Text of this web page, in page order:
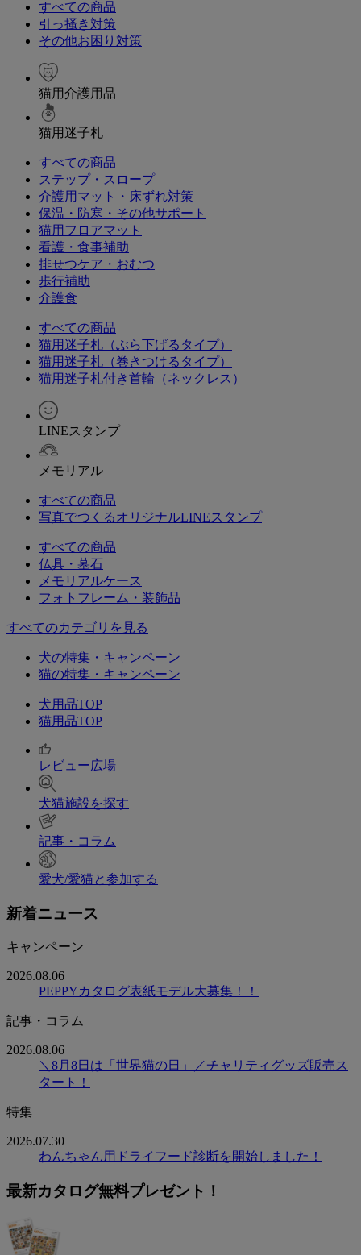
すべての商品
引っ掻き対策
その他お困り対策
猫用介護用品
猫用迷子札
すべての商品
ステップ・スロープ
介護用マット・床ずれ対策
保温・防寒・その他サポート
猫用フロアマット
看護・食事補助
排せつケア・おむつ
歩行補助
介護食
すべての商品
猫用迷子札（ぶら下げるタイプ）
猫用迷子札（巻きつけるタイプ）
猫用迷子札付き首輪（ネックレス）
LINEスタンプ
メモリアル
すべての商品
写真でつくるオリジナルLINEスタンプ
すべての商品
仏具・墓石
メモリアルケース
フォトフレーム・装飾品
すべてのカテゴリを見る
犬の特集・キャンペーン
猫の特集・キャンペーン
犬用品TOP
猫用品TOP
レビュー広場
犬猫施設を探す
記事・コラム
愛犬/愛猫と参加する
新着ニュース
キャンペーン
2026.08.06
PEPPYカタログ表紙モデル大募集！！
記事・コラム
2026.08.06
＼8月8日は「世界猫の日」／チャリティグッズ販売ス
タート！
特集
2026.07.30
わんちゃん用ドライフード診断を開始しました！
最新カタログ無料プレゼント！